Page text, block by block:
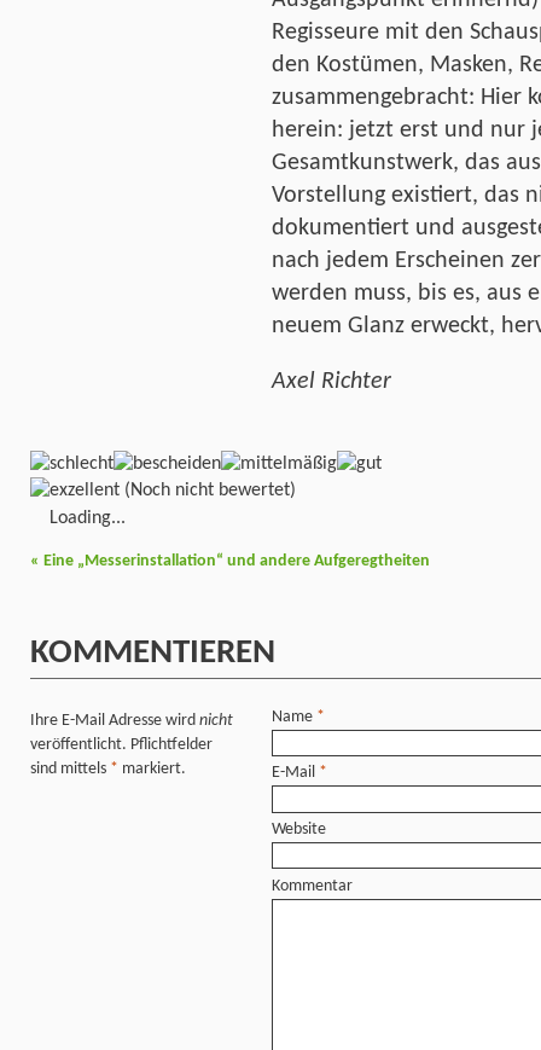
Regisseure mit den
den Kostümen, Masken,
zusammengebracht: Hier
herein: jetzt erst und nur
Gesamtkunstwerk, das
Vorstellung existiert, das
dokumentiert und
nach jedem Erscheinen
werden muss, bis es, aus
neuem Glanz erweckt,
Axel Richter
(Noch nicht bewertet)
Loading...
« Eine „Messerinstallation“ und andere Aufgeregtheiten
KOMMENTIEREN
Ihre E-Mail Adresse wird nicht
veröffentlicht. Pflichtfelder
sind mittels * markiert.
Name *
E-Mail *
Website
Kommentar